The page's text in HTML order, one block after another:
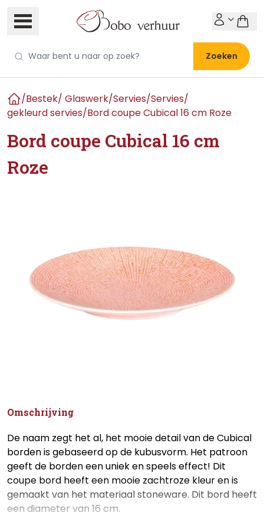
Zoeken
Home
/Bestek/ Glaswerk/Servies/Servies/
gekleurd servies/Bord coupe Cubical 16 cm Roze
Bord coupe Cubical 16 cm
Roze
Omschrijving
De naam zegt het al, het mooie detail van de Cubical
borden is gebaseerd op de kubusvorm. Het patroon
geeft de borden een uniek en speels effect! Dit
coupe bord heeft een mooie zachtroze kleur en is
gemaakt van het materiaal stoneware. Dit bord heeft
een diameter van 16 cm.